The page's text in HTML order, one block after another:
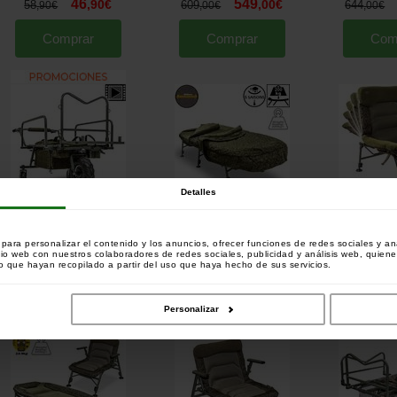
Detalles
personalizar el contenido y los anuncios, ofrecer funciones de redes sociales y
web con nuestros colaboradores de redes sociales, publicidad y análisis web,
que hayan recopilado a partir del uso que haya hecho de sus servicios.
Personalizar
58,90€ 46,90€
Comprar
609,00€ 549,00€
Comprar
644,00€
Chariot Electrique Solar SP C-
1329,00 € 1199,00€ 779, 00€ 699,00€ 269 ,00€